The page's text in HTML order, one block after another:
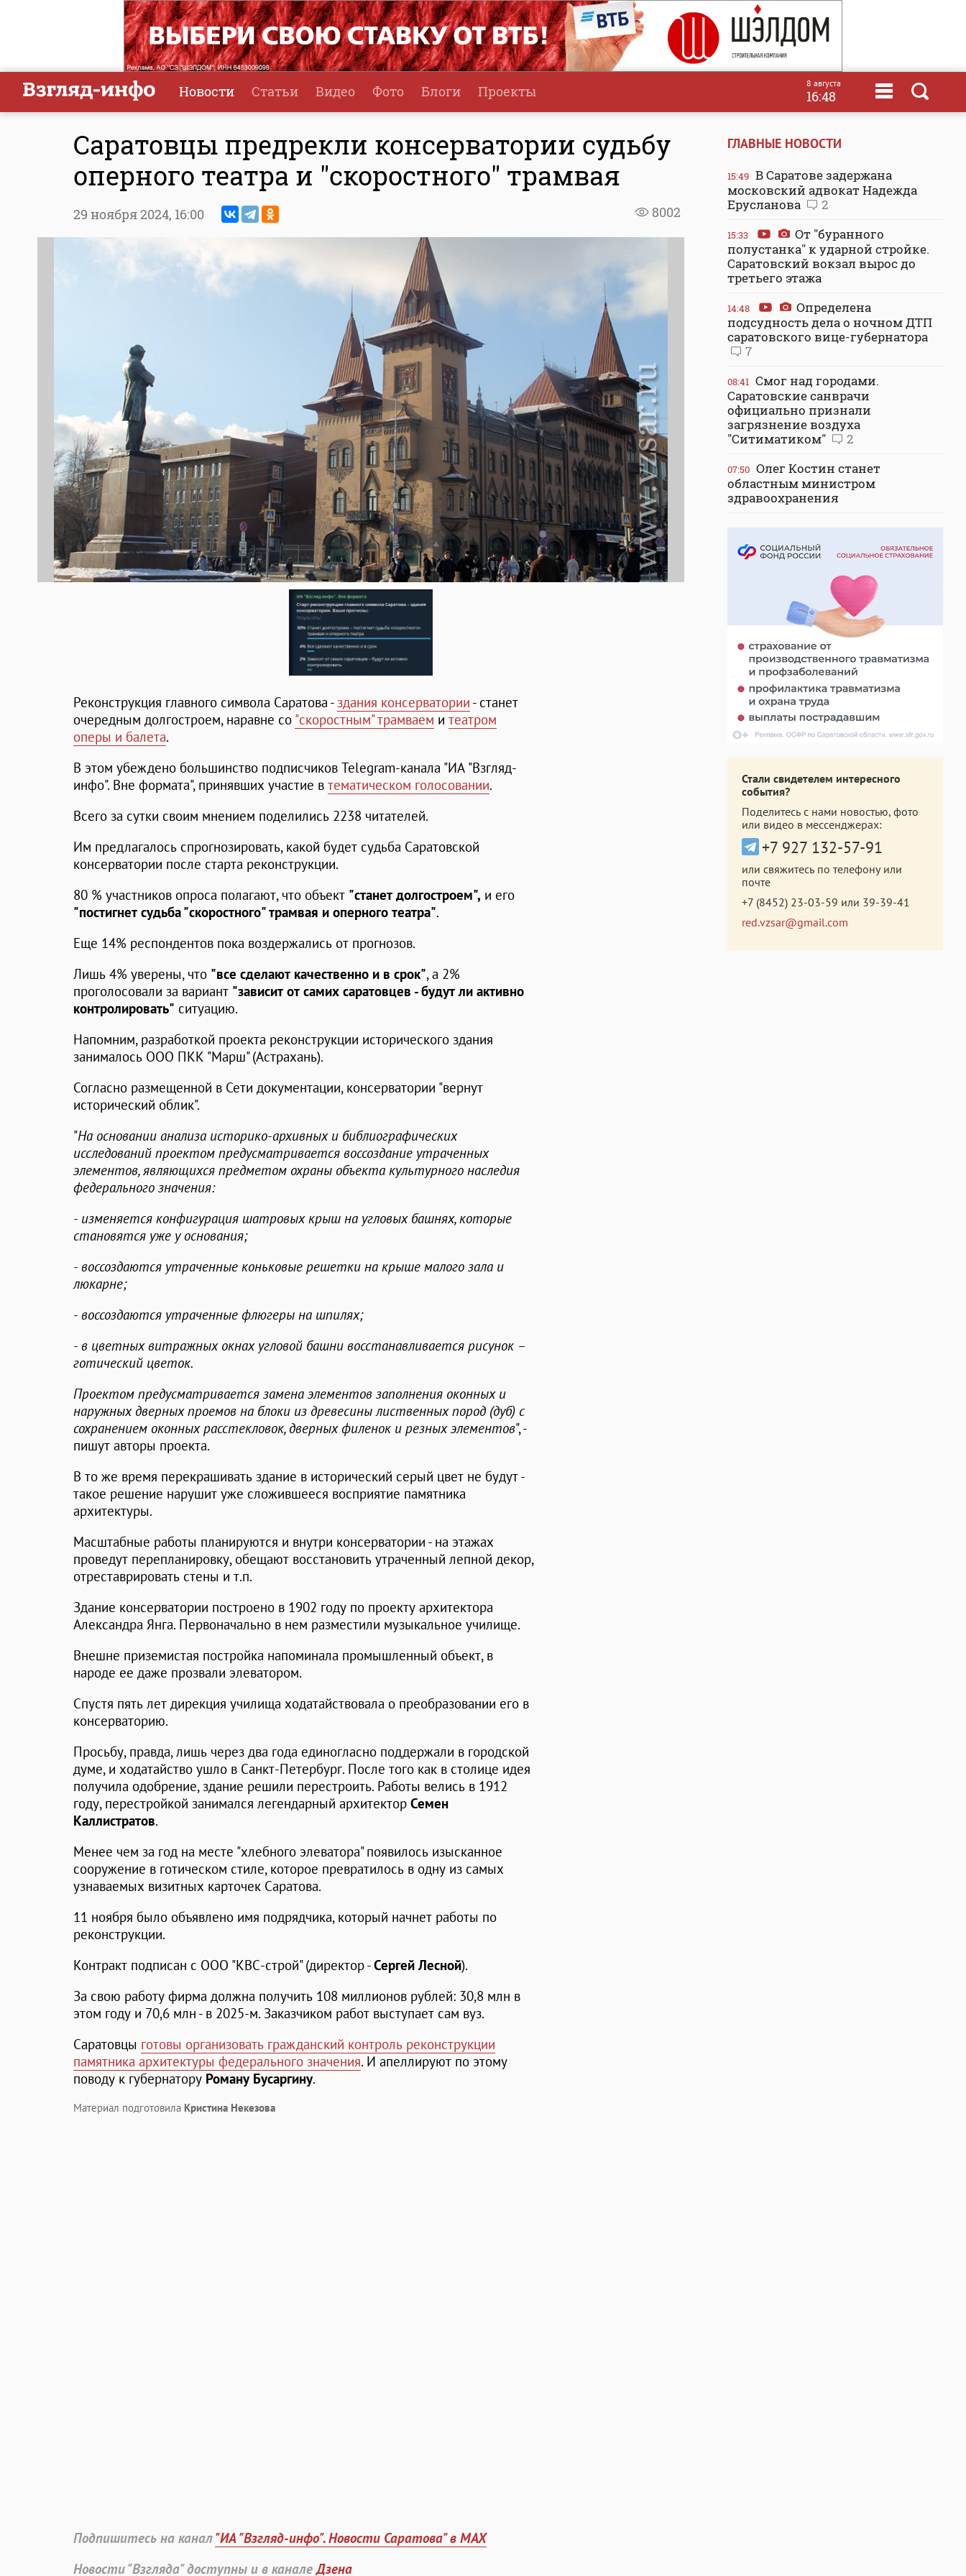
Новости Статьи Видео Фото Блоги Проекты 8 августа
16:48
Саратовцы предрекли консерватории судьбу
оперного театра и "скоростного" трамвая
8002
29 ноября 2024, 16:00
Реконструкция главного символа Саратова - здания консерватории - станет
очередным долгостроем, наравне со "скоростным" трамваем и театром
оперы и балета.
В этом убеждено большинство подписчиков Telegram-канала "ИА "Взгляд-
инфо". Вне формата", принявших участие в тематическом голосовании.
Всего за сутки своим мнением поделились 2238 читателей.
Им предлагалось спрогнозировать, какой будет судьба Саратовской
консерватории после старта реконструкции.
80 % участников опроса полагают, что объект "станет долгостроем", и его
"постигнет судьба "скоростного" трамвая и оперного театра".
Еще 14% респондентов пока воздержались от прогнозов.
Лишь 4% уверены, что "все сделают качественно и в срок", а 2%
проголосовали за вариант "зависит от самих саратовцев - будут ли активно
контролировать" ситуацию.
Напомним, разработкой проекта реконструкции исторического здания
занималось ООО ПКК "Марш" (Астрахань).
Согласно размещенной в Сети документации, консерватории "вернут
исторический облик".
"На основании анализа историко-архивных и библиографических
исследований проектом предусматривается воссоздание утраченных
элементов, являющихся предметом охраны объекта культурного наследия
федерального значения:
- изменяется конфигурация шатровых крыш на угловых башнях, которые
становятся уже у основания;
- воссоздаются утраченные коньковые решетки на крыше малого зала и
люкарне;
- воссоздаются утраченные флюгеры на шпилях;
- в цветных витражных окнах угловой башни восстанавливается рисунок –
готический цветок.
Проектом предусматривается замена элементов заполнения оконных и
наружных дверных проемов на блоки из древесины лиственных пород (дуб) с
сохранением оконных расстекловок, дверных филенок и резных элементов", -
пишут авторы проекта.
В то же время перекрашивать здание в исторический серый цвет не будут -
такое решение нарушит уже сложившееся восприятие памятника
архитектуры.
Масштабные работы планируются и внутри консерватории - на этажах
проведут перепланировку, обещают восстановить утраченный лепной декор,
отреставрировать стены и т.п.
Здание консерватории построено в 1902 году по проекту архитектора
Александра Янга. Первоначально в нем разместили музыкальное училище.
Внешне приземистая постройка напоминала промышленный объект, в
народе ее даже прозвали элеватором.
Спустя пять лет дирекция училища ходатайствовала о преобразовании его в
консерваторию.
Просьбу, правда, лишь через два года единогласно поддержали в городской
думе, и ходатайство ушло в Санкт-Петербург. После того как в столице идея
получила одобрение, здание решили перестроить. Работы велись в 1912
году, перестройкой занимался легендарный архитектор Семен
Каллистратов.
Менее чем за год на месте "хлебного элеватора" появилось изысканное
сооружение в готическом стиле, которое превратилось в одну из самых
узнаваемых визитных карточек Саратова.
11 ноября было объявлено имя подрядчика, который начнет работы по
реконструкции.
Контракт подписан с ООО "КВС-строй" (директор -Сергей Лесной).
За свою работу фирма должна получить 108 миллионов рублей: 30,8 млн в
этом году и 70,6 млн - в 2025-м. Заказчиком работ выступает сам вуз.
Саратовцы готовы организовать гражданский контроль реконструкции
памятника архитектуры федерального значения. И апеллируют по этому
поводу к губернатору Роману Бусаргину.
Материал подготовила Кристина Некезова
Подпишитесь на канал"ИА "Взгляд-инфо". Новости Саратова" в MAX
Новости "Взгляда" доступны и в каналеДзена
ГЛАВНЫЕ НОВОСТИ
15:49 В Саратове задержана
московский адвокат Надежда
Ерусланова
2
15:33
От "буранного
полустанка" к ударной стройке.
Саратовский вокзал вырос до
третьего этажа
14:48
Определена
подсудность дела о ночном ДТП
саратовского вице-губернатора
7
08:41 Смог над городами.
Саратовские санврачи
официально признали
загрязнение воздуха
"Ситиматиком"
2
07:50 Олег Костин станет
областным министром
здравоохранения
Стали свидетелем интересного
события?
Поделитесь с нами новостью, фото
или видео в мессенджерах:
+7 927 132-57-91
или свяжитесь по телефону или
почте
+7 (8452) 23-03-59 или 39-39-41
red.vzsar@gmail.com